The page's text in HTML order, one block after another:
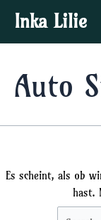
Inhalt
springen
Inka Lilie
Auto
Es scheint, als ob
hast.
nach: